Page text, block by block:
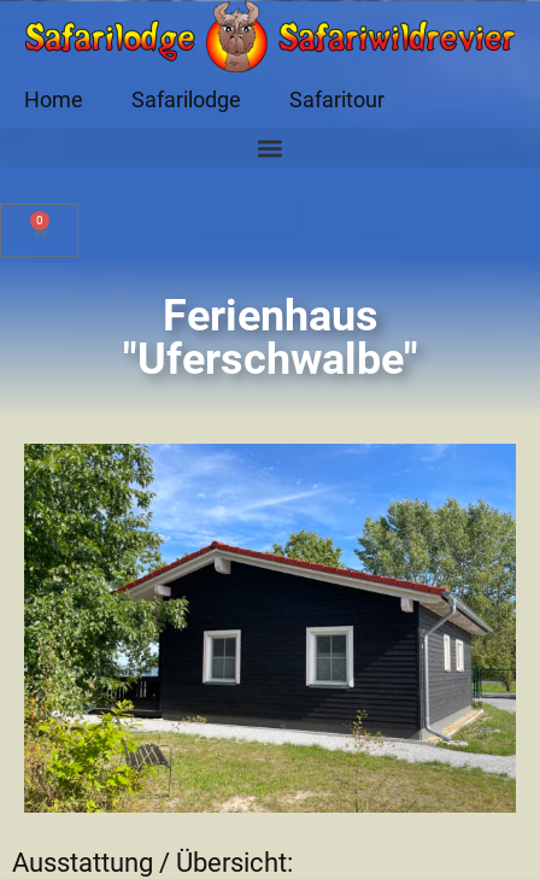
Home Safarilodge Safaritour
0
Ferienhaus
"Uferschwalbe"
Ausstattung / Übersicht: